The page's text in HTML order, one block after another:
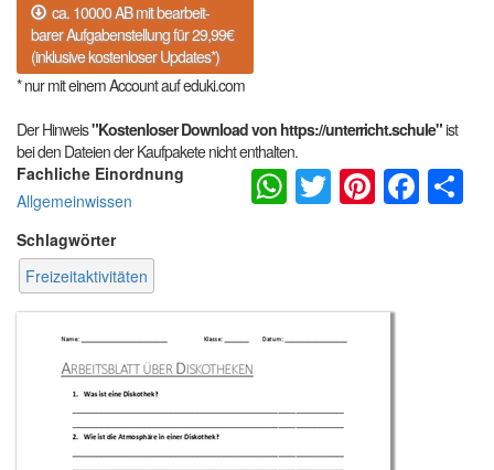
ca. 10000 AB mit bearbeit-
barer Aufgabenstellung für 29,99€
(inklusive kostenloser Updates*)
* nur mit einem Account auf eduki.com
Der Hinweis"Kostenloser Download von https://unterricht.schule"ist
bei den Dateien der Kaufpakete nicht enthalten.
Fachliche Einordnung
Allgemeinwissen
Schlagwörter
Freizeitaktivitäten
WhatsApp
Twitter